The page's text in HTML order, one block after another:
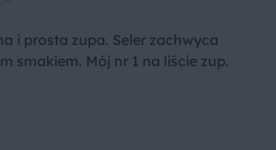
i prosta zupa. Seler zachwyca
smakiem. Mój nr 1 na liście zup.